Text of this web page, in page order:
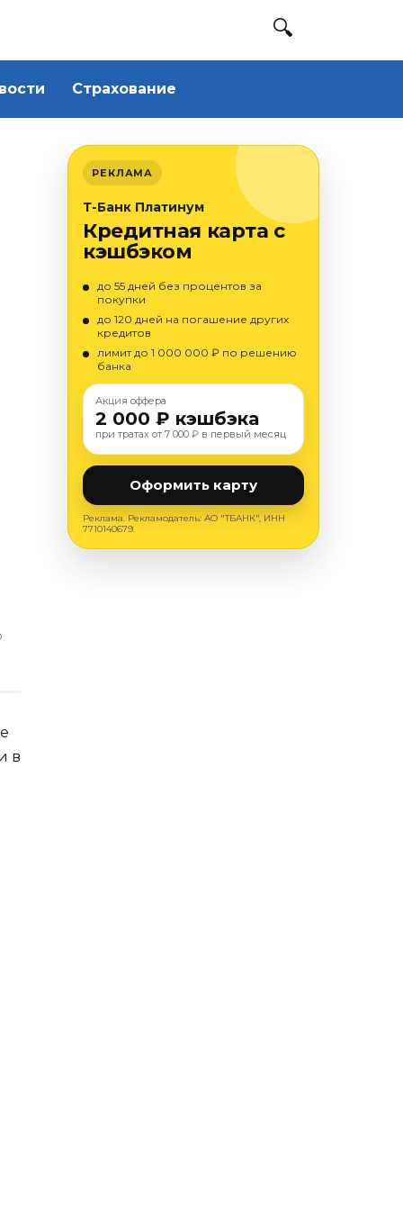
Страхование
в
РЕКЛАМА
Т-Банк Платинум
Кредитная карта с
кэшбэком
до 55 дней без процентов за
покупки
до 120 дней на погашение других
кредитов
лимит до 1 000 000 ₽ по решению
банка
Акция оффера
2 000 ₽ кэшбэка
при тратах от 7 000 ₽ в первый месяц
Оформить карту
Реклама. Рекламодатель: АО "ТБАНК", ИНН
7710140679.